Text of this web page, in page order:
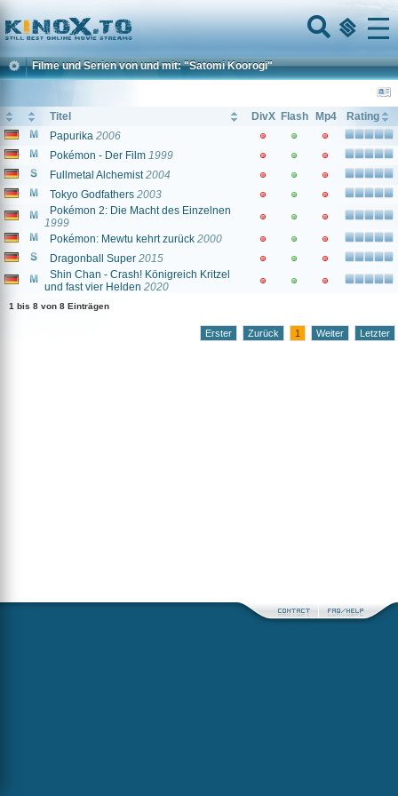
Home
Menu
Filme und Serien von und mit: "Satomi Koorogi"
Titel DivX Flash Mp4
Rating
Papurika 2006
Pokémon - Der Film 1999
Fullmetal Alchemist 2004
Tokyo Godfathers 2003
Pokémon 2: Die Macht des Einzelnen
1999
Pokémon: Mewtu kehrt zurück 2000
Dragonball Super 2015
Shin Chan - Crash! Königreich Kritzel
und fast vier Helden 2020
1 bis 8 von 8 Einträgen
Erster Zurück 1 Weiter Letzter